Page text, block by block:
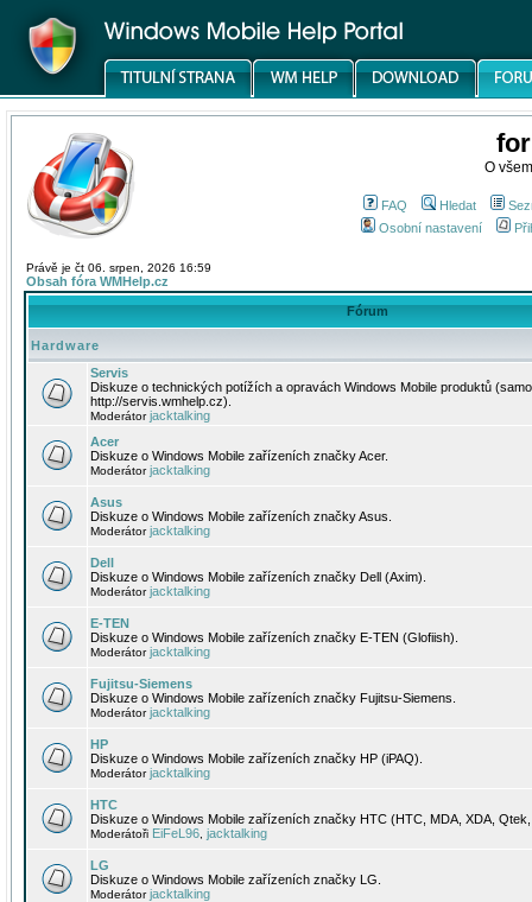
O
FAQ Hledat
Osobní nastavení
Právě je čt 06. srpen, 2026 16:59
Obsah fóra WMHelp.cz
Fórum
Hardware
Servis
Diskuze o technických potížích a opravách Windows Mobile produktů
http://servis.wmhelp.cz).
Moderátorjacktalking
Acer
Diskuze o Windows Mobile zařízeních značky Acer.
Moderátorjacktalking
Asus
Diskuze o Windows Mobile zařízeních značky Asus.
Moderátorjacktalking
Dell
Diskuze o Windows Mobile zařízeních značky Dell (Axim).
Moderátorjacktalking
E-TEN
Diskuze o Windows Mobile zařízeních značky E-TEN (Glofiish).
Moderátorjacktalking
Fujitsu-Siemens
Diskuze o Windows Mobile zařízeních značky Fujitsu-Siemens.
Moderátorjacktalking
HP
Diskuze o Windows Mobile zařízeních značky HP (iPAQ).
Moderátorjacktalking
HTC
Diskuze o Windows Mobile zařízeních značky HTC (HTC, MDA, XDA,
Moderátoři EiFeL96 jacktalking
LG
Diskuze o Windows Mobile zařízeních značky LG.
Moderátorjacktalking